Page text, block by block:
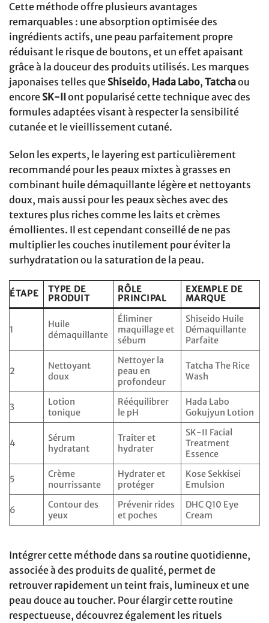
Cette méthode offre plusieurs avantages
remarquables : une absorption optimisée des
ingrédients actifs, une peau parfaitement propre
réduisant le risque de boutons, et un effet apaisant
grâce à la douceur des produits utilisés. Les marques
japonaises telles que Shiseido, Hada Labo, Tatchaou
encore SK-II ont popularisé cette technique avec des
formules adaptées visant à respecter la sensibilité
cutanée et le vieillissement cutané.
Selon les experts, le layering est particulièrement
recommandé pour les peaux mixtes à grasses en
combinant huile démaquillante légère et nettoyants
doux, mais aussi pour les peaux sèches avec des
textures plus riches comme les laits et crèmes
émollientes. Il est cependant conseillé de ne pas
multiplier les couches inutilement pour éviter la
surhydratation ou la saturation de la peau.
ÉTAPE
TYPE DE
PRODUIT
RÔLE
PRINCIPAL
EXEMPLE DE
MARQUE
1
Huile
démaquillante
Éliminer
maquillage et
sébum
Shiseido Huile
Démaquillante
Parfaite
2
Nettoyant
doux
Nettoyer la
peau en
profondeur
Tatcha The Rice
Wash
3
Lotion
tonique
Rééquilibrer
le pH
Hada Labo
Gokujyun Lotion
4
Sérum
hydratant
Traiter et
hydrater
SK-II Facial
Treatment
Essence
5
Crème
nourrissante
Hydrater et
protéger
Kose Sekkisei
Emulsion
6
Contour des
yeux
Prévenir rides
et poches
DHC Q10 Eye
Cream
Intégrer cette méthode dans sa routine quotidienne,
associée à des produits de qualité, permet de
retrouver rapidement un teint frais, lumineux et une
peau douce au toucher. Pour élargir cette routine
respectueuse, découvrez également les rituels